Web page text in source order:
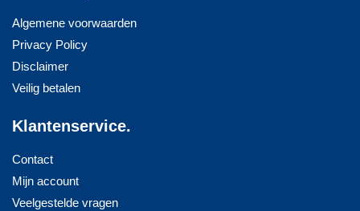
Algemene voorwaarden
Privacy Policy
Disclaimer
Veilig betalen
Klantenservice.
Contact
Mijn account
Veelgestelde vragen